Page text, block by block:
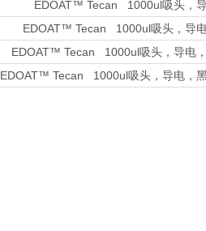
EDOAT™ Tecan 1000ul吸头，
EDOAT™ Tecan 1000ul吸头，导
EDOAT™ Tecan 1000ul吸头，导电
EDOAT™ Tecan 1000ul吸头，导电，